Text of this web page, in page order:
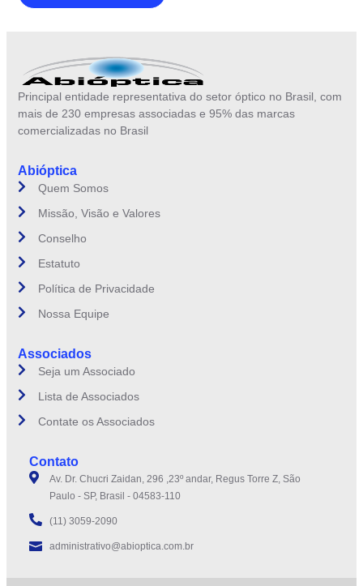
Principal entidade representativa do setor óptico no Brasil, com
mais de 230 empresas associadas e 95% das marcas
comercializadas no Brasil
Abióptica
Quem Somos
Missão, Visão e Valores
Conselho
Estatuto
Política de Privacidade
Nossa Equipe
Associados
Seja um Associado
Lista de Associados
Contate os Associados
Contato
Av. Dr. Chucri Zaidan, 296 ,23º andar, Regus Torre Z, São
Paulo - SP, Brasil - 04583-110
(11) 3059-2090
administrativo@abioptica.com.br